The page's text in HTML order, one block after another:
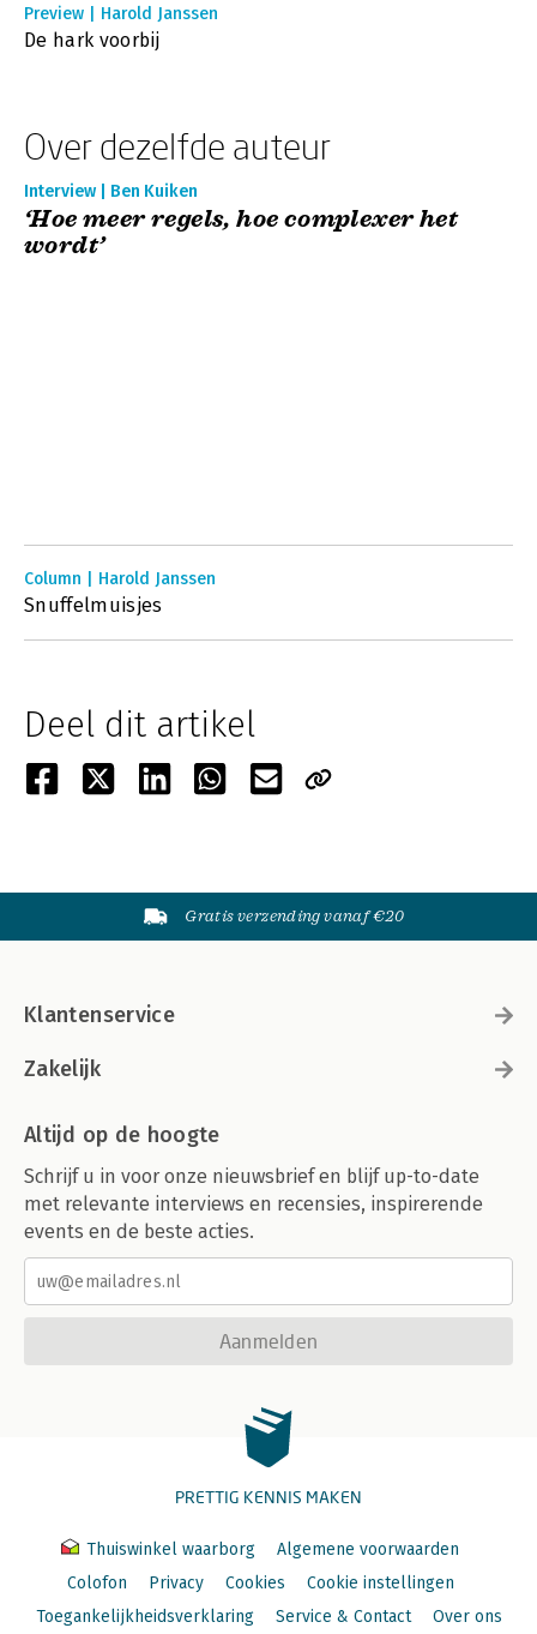
Preview | Harold Janssen
De hark voorbij
Over dezelfde auteur
Interview | Ben Kuiken
‘Hoe meer regels, hoe complexer het
wordt’
Column | Harold Janssen
Snuffelmuisjes
Deel dit artikel
Gratis verzending vanaf €20
Klantenservice
Zakelijk
Altijd op de hoogte
Schrijf u in voor onze nieuwsbrief en blijf up-to-date
met relevante interviews en recensies, inspirerende
events en de beste acties.
Aanmelden
PRETTIG KENNIS MAKEN
Thuiswinkel waarborg
Algemene voorwaarden
Colofon
Privacy Cookies
Cookie instellingen
Toegankelijkheidsverklaring
Service & Contact Over ons